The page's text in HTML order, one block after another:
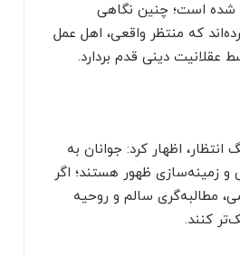
شده است؛ چنین نگاهی
که منتظر واقعی، اهل عمل
دینی قدم بردارد.
اظهار کرد: جوانان به
و زمینه‌سازی ظهور هستند؛ اگر
مطالبه‌گری سالم و روحیه
کنند.